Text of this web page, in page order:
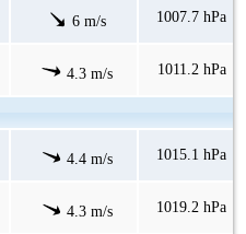
6 m/s 1007.7 hPa
4.3 m/s 1011.2 hPa
4.4 m/s 1015.1 hPa
4.3 m/s 1019.2 hPa